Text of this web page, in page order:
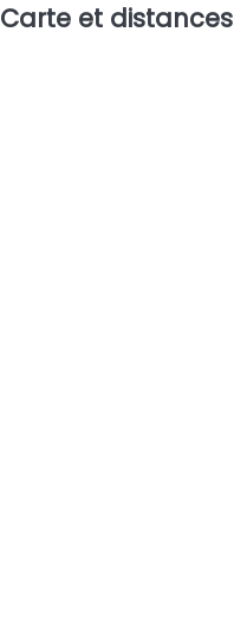
Carte et distances